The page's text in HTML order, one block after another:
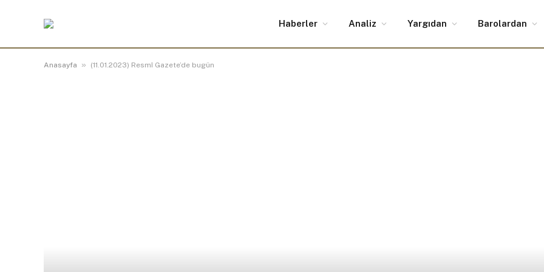
Haberler Analiz Yargıdan Barolardan
Anasayfa » (11.01.2023) Resmî Gazete’de bugün